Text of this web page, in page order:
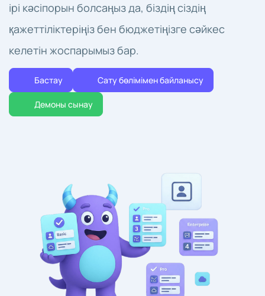
ірі кәсіпорын болсаңыз да, біздің сіздің
қажеттіліктеріңіз бен бюджетіңізге сәйкес
келетін жоспарымыз бар.
Бастау Сату бөлімімен байланысу
Демоны сынау